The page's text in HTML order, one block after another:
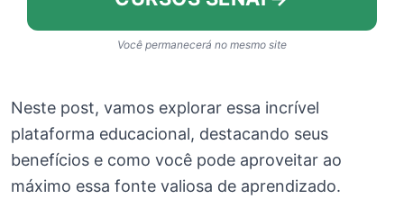
Você permanecerá no mesmo site
Neste post, vamos explorar essa incrível
plataforma educacional, destacando seus
benefícios e como você pode aproveitar ao
máximo essa fonte valiosa de aprendizado.